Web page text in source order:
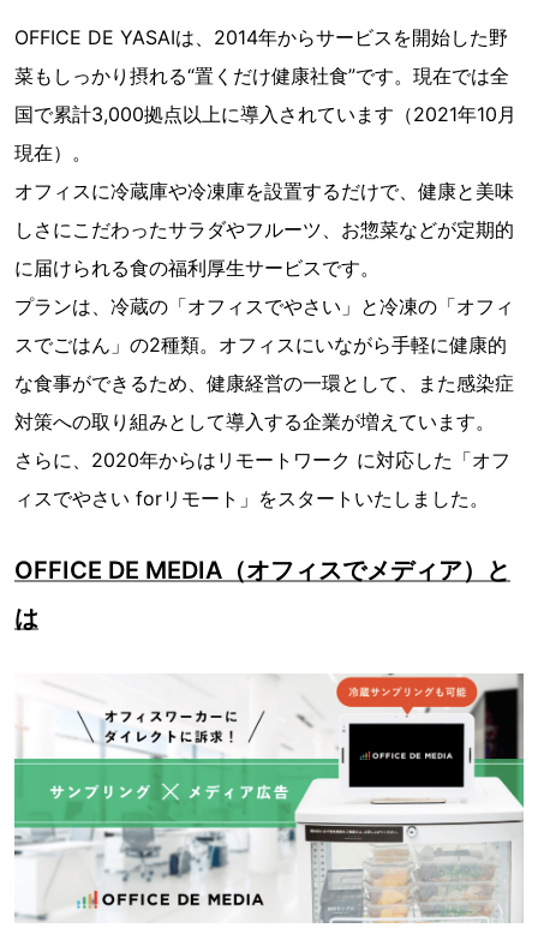
OFFICE DE YASAIは、2014年からサービスを開始した野
菜もしっかり摂れる“置くだけ健康社食”です。現在では全
国で累計3,000拠点以上に導入されています（2021年10月
現在）。
オフィスに冷蔵庫や冷凍庫を設置するだけで、健康と美味
しさにこだわったサラダやフルーツ、お惣菜などが定期的
に届けられる食の福利厚生サービスです。
プランは、冷蔵の「オフィスでやさい」と冷凍の「オフィ
スでごはん」の2種類。オフィスにいながら手軽に健康的
な食事ができるため、健康経営の一環として、また感染症
対策への取り組みとして導入する企業が増えています。
さらに、2020年からはリモートワーク に対応した「オフ
ィスでやさい forリモート」をスタートいたしました。
OFFICE DE MEDIA（オフィスでメディア）と
は